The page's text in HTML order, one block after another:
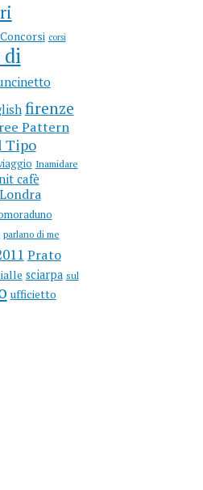
Concorsi corsi
di
firenze
Pattern
Tipo
Inamidare
cafè
Londra
parlano di me
Prato
sciarpa sul
ufficietto